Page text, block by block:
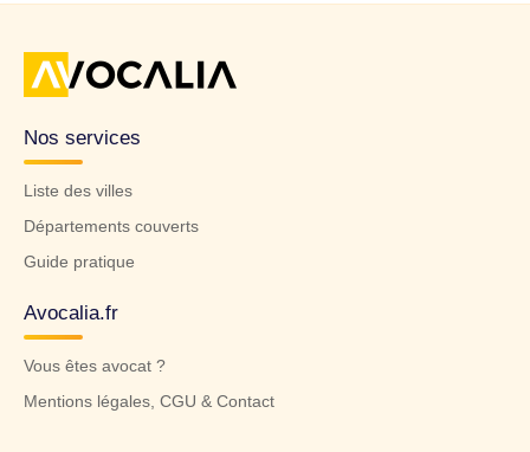
Nos services
Liste des villes
Départements couverts
Guide pratique
Avocalia.fr
Vous êtes avocat ?
Mentions légales, CGU & Contact